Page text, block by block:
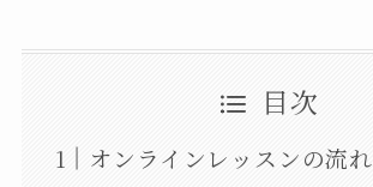
目次
オンラインレッスンの流れ